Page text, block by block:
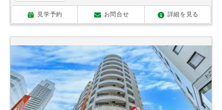
見学予約 お問合せ 詳細を見る